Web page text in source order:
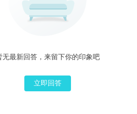
无最新回答，来留下你的印象吧
立即回答